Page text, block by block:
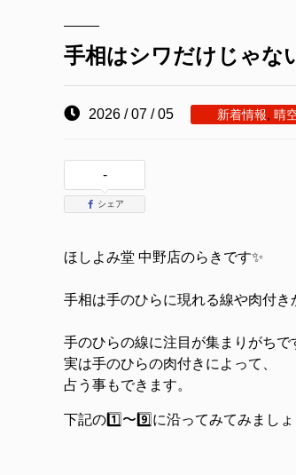
手相はシワだけじ
2026 / 07 / 05 新着情報 晴
-
シェア
ほしよみ堂 中野店のらきです✨
手相は手のひらに現れる線や肉付き
手のひらの線に注目が集まりがちで
実は手のひらの肉付きによって、
占う事もできます。
下記の1️⃣〜9️⃣に沿ってみてみましょ